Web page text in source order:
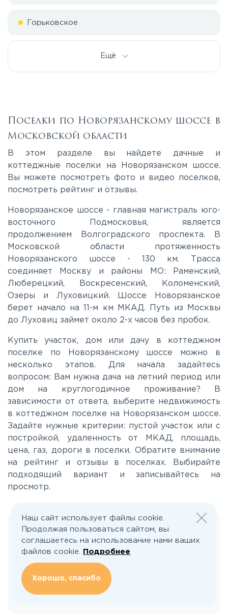
Горьковское
Киевское
Ленинградское
Лихачевское
Минское
Можайское
Новорязанское
Носовихинское
Пятницкое
Рублево-Успенское
Симферопольское
Таракановское
Фряновское
Ещё
Поселки по Новорязанскому шоссе в
Московской области
В этом разделе вы найдете дачные и
коттеджные поселки на Новорязанском шоссе.
Вы можете посмотреть фото и видео поселков,
посмотреть рейтинг и отзывы.
Новорязанское шоссе - главная магистраль юго-
восточного Подмосковья, является
продолжением Волгоградского проспекта. В
Московской области протяженность
Новорязанского шоссе - 130 км. Трасса
соединяет Москву и районы МО: Раменский,
Люберецкий, Воскресенский, Коломенский,
Озеры и Луховицкий. Шоссе Новорязанское
берет начало на 11-м км МКАД. Путь из Москвы
до Луховиц займет около 2-х часов без пробок.
Купить участок, дом или дачу в коттеджном
поселке по Новорязанскому шоссе можно в
несколько этапов. Для начала задайтесь
вопросом: Вам нужна дача на летний период или
дом на круглогодичное проживание? В
зависимости от ответа, выберите недвижимость
в коттеджном поселке на Новорязанском шоссе.
Задайте нужные критерии: пустой участок или с
постройкой, удаленность от МКАД, площадь,
цена, газ, дороги в поселки. Обратите внимание
на рейтинг и отзывы в поселках. Выбирайте
подходящий вариант и записывайтесь на
просмотр.
Нашли ошибку или неактуальную
информацию?
Сообщить об ошибке
Наш сайт использует файлы cookie.
Продолжая пользоваться сайтом, вы
соглашаетесь на использование нами ваших
файлов cookie.
Подробнее
Хорошо, спасибо